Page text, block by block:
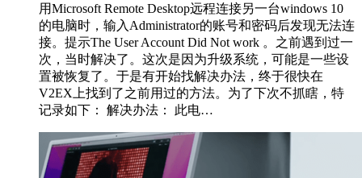
用Microsoft Remote Desktop远程连接另一台windows 10
的电脑时，输入Administrator的账号和密码后发现无法连
接。提示The User Account Did Not work 。之前遇到过一
次，当时解决了。这次是因为升级系统，可能是一些设
置被恢复了。于是有开始找解决办法，终于很快在
V2EX上找到了之前用过的方法。为了下次不抓瞎，特
记录如下： 解决办法： 此电…